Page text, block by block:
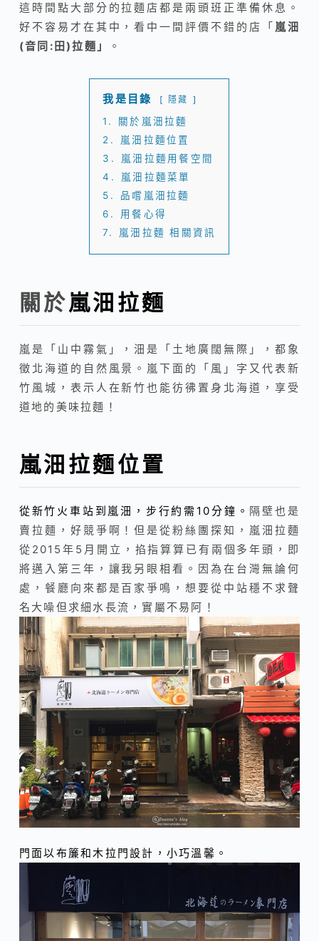
這時間點大部分的拉麵店都是兩頭班正準備休息。
好不容易才在其中，看中一間評價不錯的店「 嵐沺
(音同:田)拉麵」
。
我是目錄 隱藏
1.
關於嵐沺拉麵
2.
嵐沺拉麵位置
3.
嵐沺拉麵用餐空間
4.
嵐沺拉麵菜單
5.
品嚐嵐沺拉麵
6.
用餐心得
7.
嵐沺拉麵 相關資訊
關於嵐沺拉麵
嵐是「山中霧氣」，沺是「土地廣闊無際」，都象
徵北海道的自然風景。嵐下面的「風」字又代表新
竹風城，表示人在新竹也能彷彿置身北海道，享受
道地的美味拉麵！
嵐沺拉麵位置
從新竹火車站到嵐沺，步行約需10分鐘。 隔壁也是
賣拉麵，好競爭啊！但是從粉絲團探知，嵐沺拉麵
從2015年5月開立，掐指算算已有兩個多年頭，即
將邁入第三年，讓我另眼相看。因為在台灣無論何
處，餐廳向來都是百家爭鳴，想要從中站穩不求聲
名大噪但求細水長流，實屬不易阿！
門面以布簾和木拉門設計，小巧溫馨。